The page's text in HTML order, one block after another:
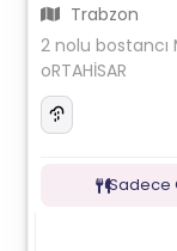
Trabzon
2 nolu bostancı
oRTAHİSAR
Sadece